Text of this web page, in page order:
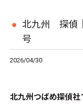
北九州 探偵
号
2026/04/30
北九州つばめ探偵社